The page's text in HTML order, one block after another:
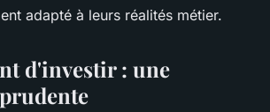
adapté à leurs réalités métier.
d'investir : une